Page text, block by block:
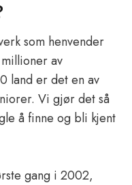
som henvender
av
land er det en av
Vi gjør det så
å finne og bli kjent
gang i 2002,